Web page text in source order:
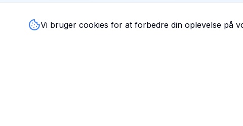
Vi bruger cookies for at forbedre din oplevelse på